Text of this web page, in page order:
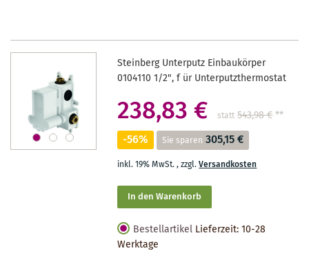
Steinberg Unterputz Einbaukörper
0104110 1/2", f ür Unterputzthermostat
238,83 € statt 543,98 €**
-56% Sie sparen 305,15 €
inkl. 19% MwSt.,zzgl.Versandkosten
In den Warenkorb
Bestellartikel Lieferzeit: 10-28
Werktage